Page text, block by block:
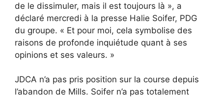
de le dissimuler, mais il est toujours là », a
déclaré mercredi à la presse Halie Soifer, PDG
du groupe. « Et pour moi, cela symbolise des
raisons de profonde inquiétude quant à ses
opinions et ses valeurs. »
JDCA n’a pas pris position sur la course depuis
l’abandon de Mills. Soifer n’a pas totalement